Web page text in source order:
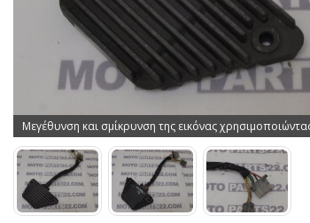
Μεγέθυνση και σμίκρυνση της εικόνας